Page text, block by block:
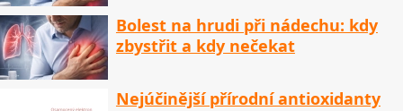
Bolest na hrudi při nádechu: kdy
zbystřit a kdy nečekat
Nejúčinější přírodní antioxidanty